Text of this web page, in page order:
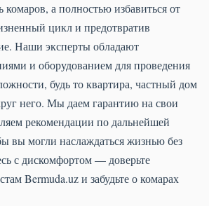
комаров, а полностью избавиться от
цикл и предотвратив
Наши эксперты обладают
и оборудованием для проведения
будь то квартира, частный дом
него. Мы даем гарантию на свои
рекомендации по дальнейшей
вы могли наслаждаться жизнью без
с дискомфортом — доверьте
Bermuda.uz и забудьте о комарах